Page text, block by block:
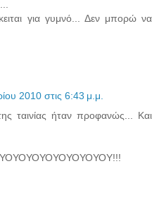
για γυμνό... Δεν μπορώ να
2010 στις 6:43 μ.μ.
ταινίας ήταν προφανώς... Και